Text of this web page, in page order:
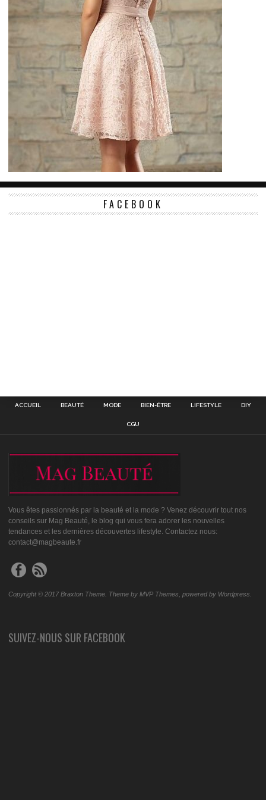
FACEBOOK
ACCUEIL BEAUTÉ MODE BIEN-ÊTRE LIFESTYLE DIY
CGU
Vous êtes passionnés par la beauté et la mode ? Venez découvrir tout nos
conseils sur Mag Beauté, le blog qui vous fera adorer les nouvelles
tendances et les dernières découvertes lifestyle. Contactez nous:
contact@magbeaute.fr
Copyright © 2017 Braxton Theme. Theme by MVP Themes, powered by Wordpress.
SUIVEZ-NOUS SUR FACEBOOK